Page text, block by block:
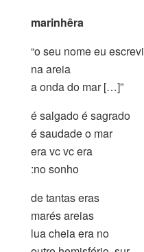
marinhêra
“o seu nome eu escrevi
na areia
a onda do mar […]”
é salgado é sagrado
é saudade o mar
era vc vc era
:no sonho
de tantas eras
marés areias
lua cheia era no